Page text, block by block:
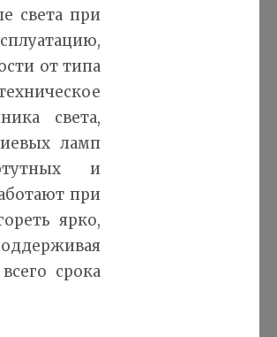
света при
от типа
света,
ламп
и
при
ярко,
срока